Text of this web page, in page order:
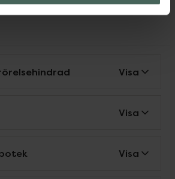
Visa
Visa
Visa